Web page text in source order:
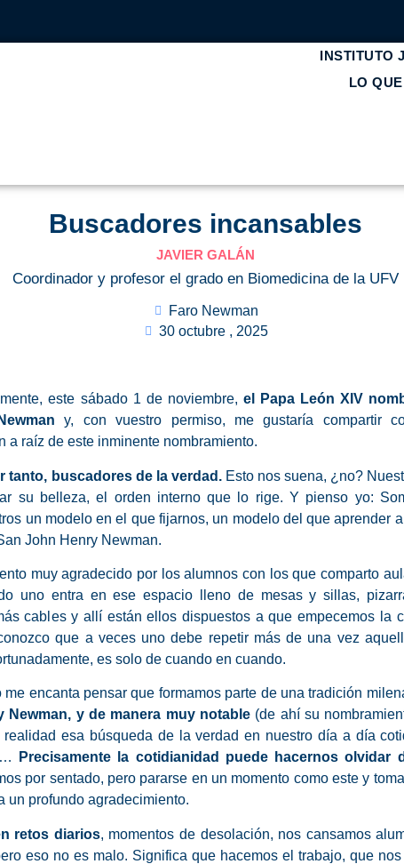
INSTITUTO
LO
Buscadores incansables
JAVIER GALÁN
Coordinador y profesor el grado en Biomedicina de la UFV
Faro Newman
30 octubre , 2025
este sábado 1 de noviembre, el Papa León XIV
y, con vuestro permiso, me gustaría compartir
a raíz de este inminente nombramiento.
tanto, buscadores de la verdad.Esto nos suena, ¿no?
su belleza, el orden interno que lo rige. Y pienso yo:
un modelo en el que fijarnos, un modelo del que aprender
John Henry Newman.
muyagradecido por los alumnos con los que comparto
uno entra en ese espacio lleno de mesas y sillas,
cables y allí están ellos dispuestos a que empecemos la
que a veces uno debe repetir más de una vez
es solo de cuando en cuando.
encanta pensar que formamos parte de una tradición
Newman, y de manera muy notable (de ahí su
esa búsqueda de la verdad en nuestro día a día
Precisamente la cotidianidad puede hacernos olvidar
por sentado, pero pararse en un momento como este y
un profundo agradecimiento.
retos diarios, momentos de desolación, nos cansamos
eso no es malo. Significa que hacemos el trabajo, que